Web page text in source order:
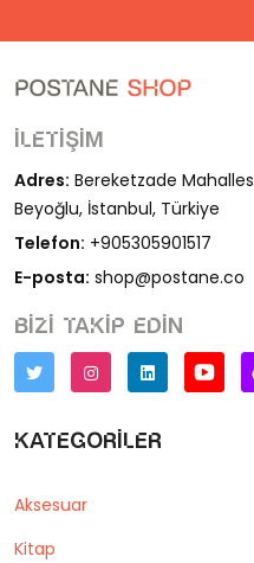
İletişim
Adres: Bereketzade
Beyoğlu, İstanbul, Türkiye
Telefon: +905305901517
E-posta: shop@postane.co
Bizi takip edin
Kategoriler
Aksesuar
Kitap